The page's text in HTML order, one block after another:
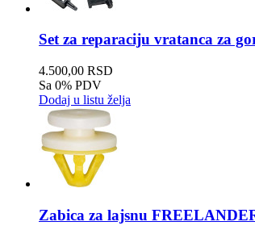
Set za reparaciju vratanca za
4.500,00 RSD
Sa 0% PDV
Dodaj u listu želja
Zabica za lajsnu